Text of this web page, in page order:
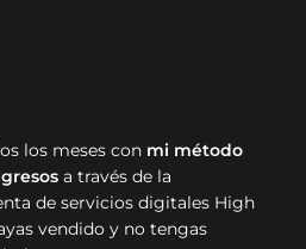
los meses con mi método
a través de la
de servicios digitales High
vendido y no tengas